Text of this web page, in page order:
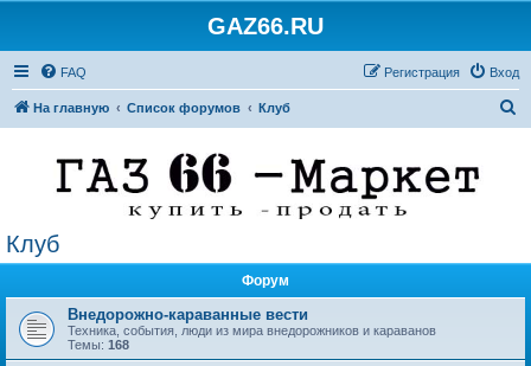
GAZ66.RU
FAQ Вход
Регистрация
На главную Список форумов Клуб
Клуб
Форум
Внедорожно-караванные вести
Техника, события, люди из мира внедорожников и караванов
Темы: 168